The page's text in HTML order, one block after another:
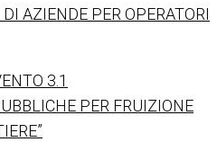
AZIENDE PER OPERATORI
3.1
PER FRUIZIONE